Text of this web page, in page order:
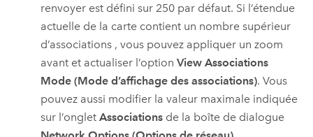
renvoyer est défini sur 250 par défaut. Si l’étendue
actuelle de la carte contient un nombre supérieur
d’associations , vous pouvez appliquer un zoom
avant et actualiser l’optionView Associations
Mode (Mode d’affichage des associations). Vous
pouvez aussi modifier la valeur maximale indiquée
sur l’ongletAssociations de la boîte de dialogue